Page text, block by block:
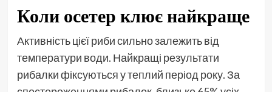
Коли осетер клює найкраще
Активність цієї риби сильно залежить від
температури води. Найкращі результати
рибалки фіксуються у теплий період року. За